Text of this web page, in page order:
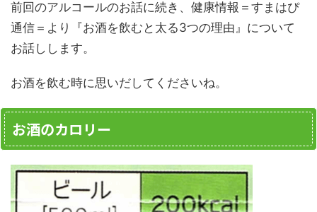
前回のアルコールのお話に続き、健康情報＝すまはぴ
通信＝より『お酒を飲むと太る3つの理由』について
お話しします。
お酒を飲む時に思いだしてくださいね。
お酒のカロリー